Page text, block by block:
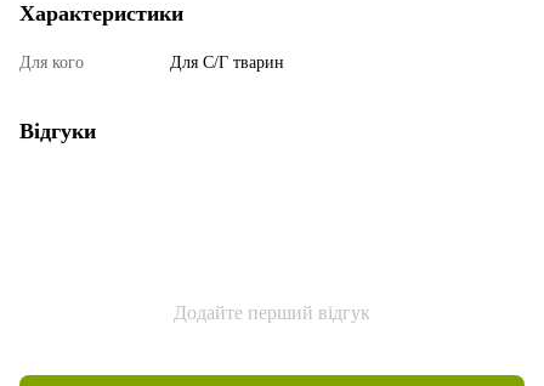
Характеристики
Для кого Для С/Г тварин
Відгуки
Додайте перший відгук